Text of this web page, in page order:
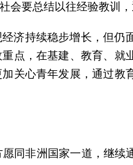
要总结以往经验教训
济持续稳步增长，但
点，在基建、教育、
关心青年发展，通过
同非洲国家一道，继